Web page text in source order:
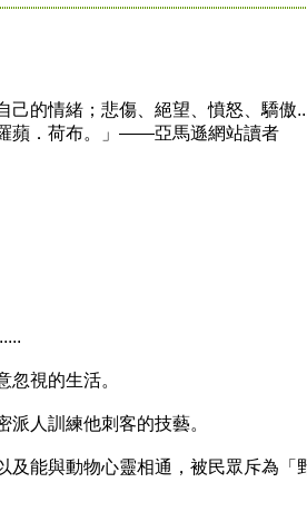
的情緒；悲傷、絕望、憤怒、驕傲
蘋．荷布。」——亞馬遜網站讀者
視的生活。
人訓練他刺客的技藝。
能與動物心靈相通，被民眾斥為「